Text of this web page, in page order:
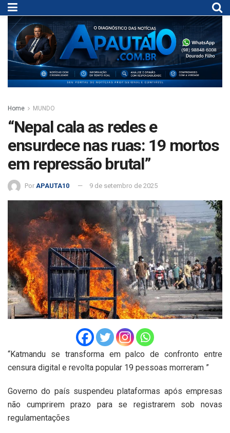
Home MUNDO
“Nepal cala as redes e
ensurdece nas ruas: 19 mortos
em repressão brutal”
Por APAUTA10 9 de setembro de 2025
“Katmandu se transforma em palco de confronto entre
censura digital e revolta popular 19 pessoas morreram ”
Governo do país suspendeu plataformas após empresas
não cumprirem prazo para se registrarem sob novas
regulamentações